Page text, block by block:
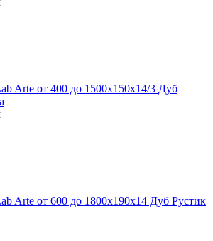
Arte от 400 до 1500х150х14/3 Дуб
Arte от 600 до 1800х190х14 Дуб Рустик